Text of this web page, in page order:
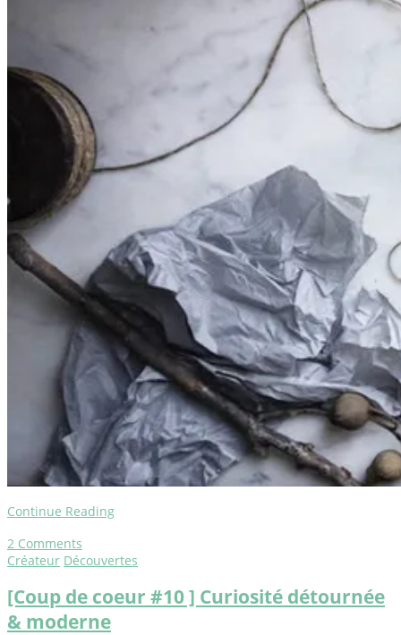
Continue Reading
2 Comments
Créateur Découvertes
[Coup de coeur #10 ] Curiosité détournée
& moderne